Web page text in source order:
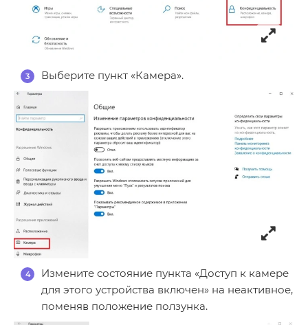
Выберите пункт «Камера».
Измените состояние пункта «Доступ к камере
для этого устройства включен» на неактивное,
поменяв положение ползунка.